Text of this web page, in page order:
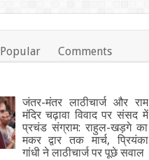
Popular Comments
जंतर-मंतर लाठीचार्ज और राम
मंदिर चढ़ावा विवाद पर संसद में
प्रचंड संग्राम: राहुल-खड़गे का
मकर द्वार तक मार्च, प्रियंका
गांधी ने लाठीचार्ज पर पूछे सवाल